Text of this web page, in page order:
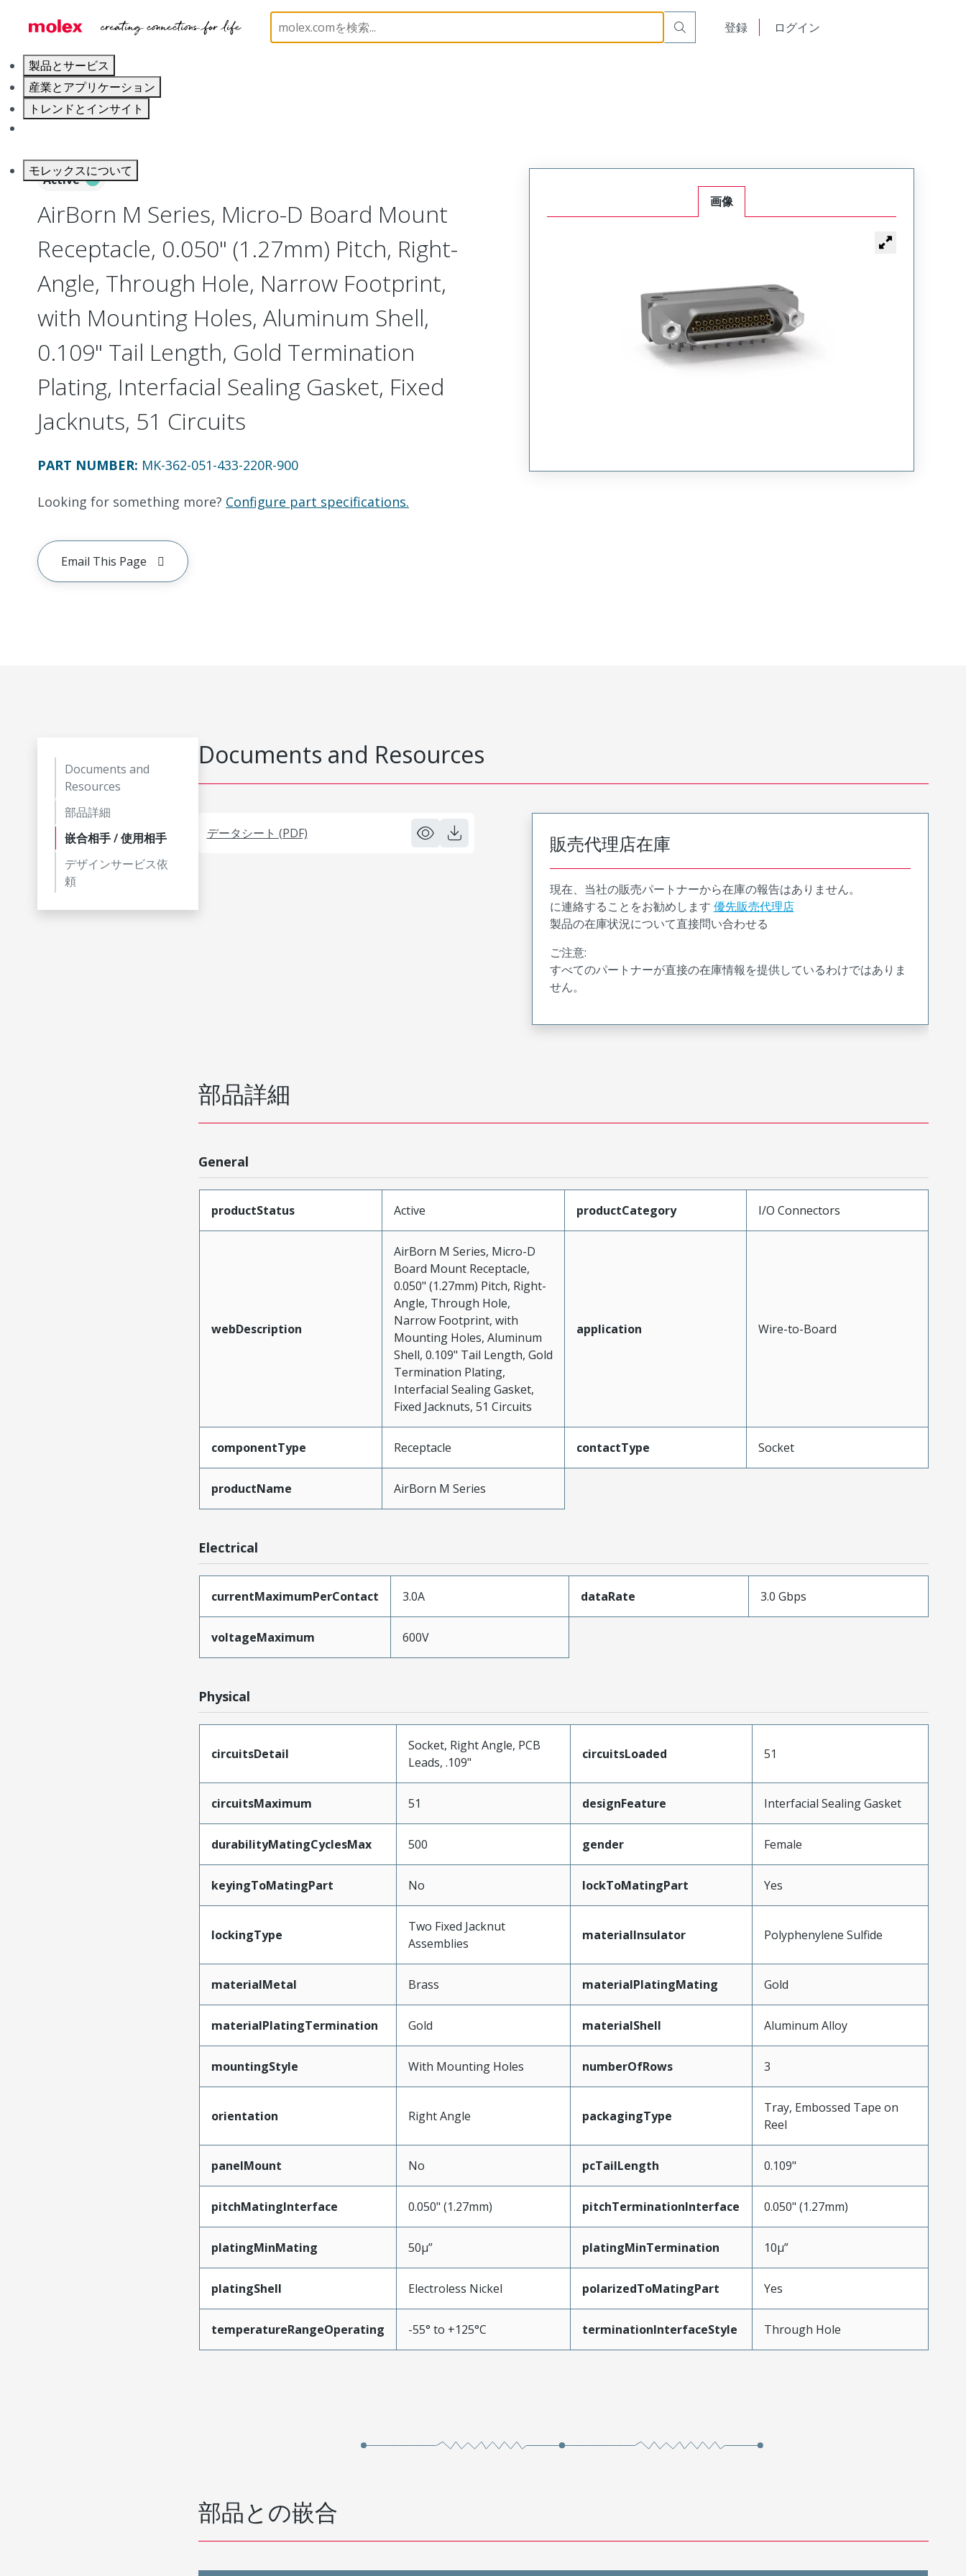
登録 ログイン
製品とサービス
産業とアプリケーション
トレンドとインサイト
モレックスについて
Micro-D, Metal, Board Mount, Right Angle Receptacle, Narrow Footprint MK-362-051-433-220R-900
Active
AirBorn M Series, Micro-D Board Mount
Receptacle, 0.050" (1.27mm) Pitch, Right-
Angle, Through Hole, Narrow Footprint,
with Mounting Holes, Aluminum Shell,
0.109" Tail Length, Gold Termination
Plating, Interfacial Sealing Gasket, Fixed
Jacknuts, 51 Circuits
PART NUMBER: MK-362-051-433-220R-900
Looking for something more? Configure part specifications.
Email This Page
画像
Documents and
Resources
部品詳細
嵌合相手 / 使用相手
デザインサービス依
頼
Documents and Resources
データシート (PDF) 販売代理店在庫
現在、当社の販売パートナーから在庫の報告はありません。
に連絡することをお勧めします 優先販売代理店
製品の在庫状況について直接問い合わせる
ご注意:
すべてのパートナーが直接の在庫情報を提供しているわけではありま
せん。
部品詳細
General
productStatus Active productCategory I/O Connectors
webDescription
AirBorn M Series, Micro-D
Board Mount Receptacle,
0.050" (1.27mm) Pitch, Right-
Angle, Through Hole,
Narrow Footprint, with
Mounting Holes, Aluminum
Shell, 0.109" Tail Length, Gold
Termination Plating,
Interfacial Sealing Gasket,
Fixed Jacknuts, 51 Circuits
application Wire-to-Board
componentType Receptacle contactType Socket
productName AirBorn M Series
Electrical
currentMaximumPerContact 3.0A dataRate 3.0 Gbps
voltageMaximum 600V
Physical
circuitsDetail
Socket, Right Angle, PCB
Leads, .109"
circuitsLoaded 51
circuitsMaximum 51 designFeature Interfacial Sealing Gasket
durabilityMatingCyclesMax 500 gender Female
keyingToMatingPart No lockToMatingPart Yes
lockingType
Two Fixed Jacknut
Assemblies
materialInsulator Polyphenylene Sulfide
materialMetal Brass materialPlatingMating Gold
materialPlatingTermination Gold materialShell Aluminum Alloy
mountingStyle With Mounting Holes numberOfRows 3
orientation Right Angle packagingType
Tray, Embossed Tape on
Reel
panelMount No pcTailLength 0.109"
pitchMatingInterface 0.050" (1.27mm) pitchTerminationInterface 0.050" (1.27mm)
platingMinMating 50µ” platingMinTermination 10µ”
platingShell Electroless Nickel polarizedToMatingPart Yes
temperatureRangeOperating -55° to +125°C terminationInterfaceStyle Through Hole
部品との嵌合